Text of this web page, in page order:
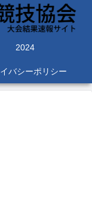
2024
バシーポリシー